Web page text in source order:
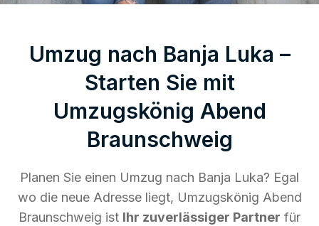
Umzug nach Banja Luka –
Starten Sie mit
Umzugskönig Abend
Braunschweig
Planen Sie einen Umzug nach Banja Luka? Egal
wo die neue Adresse liegt, Umzugskönig Abend
Braunschweig ist Ihr zuverlässiger Partner für